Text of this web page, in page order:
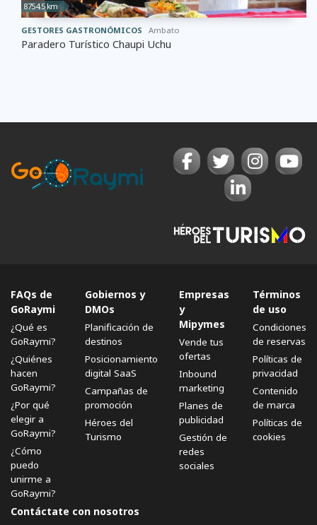
8754.5 km
GESTORES GASTRONÓMICOS Ambato
Paradero Turístico Chaupi Uchu
FAQs de
GoRaymi
¿Qué es
GoRaymi?
¿Quiénes
hacen
GoRaymi?
¿Por qué
elegir a
GoRaymi?
¿Cómo
puedo
unirme a
GoRaymi?
Gobiernos y
DMOs
Planificación de
destinos
Posicionamiento
digital SaaS
Campañas de
promoción
Héroes del
Turismo
Empresas
y
Mipymes
Vende tus
ofertas
Inbound
marketing
Planes de
publicidad
Gestión de
redes
sociales
Términos
de uso
Condiciones
de reservas
Políticas de
privacidad
Contenido
de marca
Políticas de
cookies
Contáctate con nosotros